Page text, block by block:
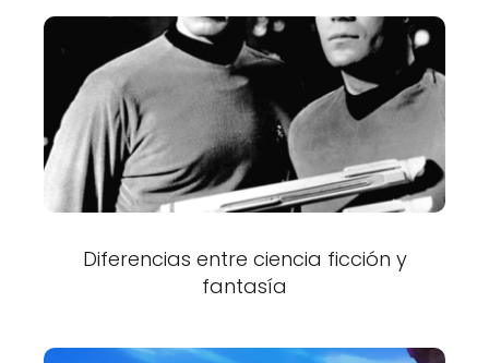
Diferencias entre ciencia ficción y
fantasía